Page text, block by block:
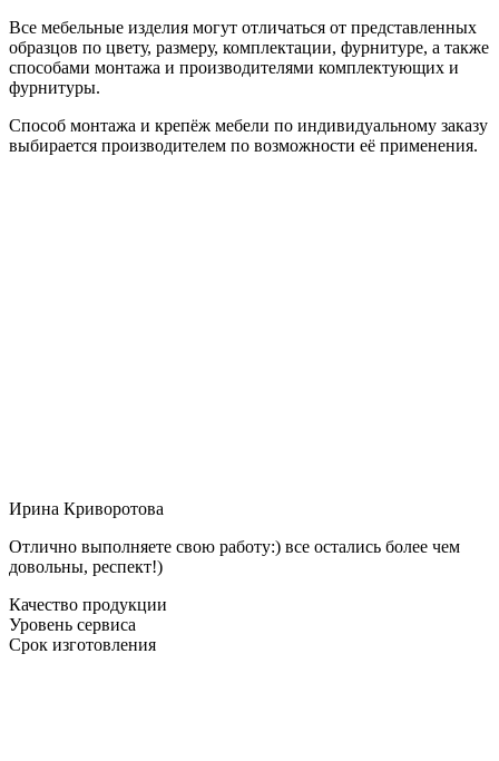
Все мебельные изделия могут отличаться от представленных
образцов по цвету, размеру, комплектации, фурнитуре, а также
способами монтажа и производителями комплектующих и
фурнитуры.
Способ монтажа и крепёж мебели по индивидуальному заказу
выбирается производителем по возможности её применения.
Ирина Криворотова
Отлично выполняете свою работу:) все остались более чем
довольны, респект!)
Качество продукции
Уровень сервиса
Срок изготовления